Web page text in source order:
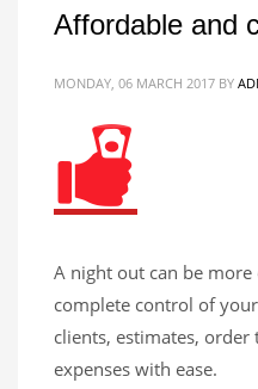
Affordable and
MONDAY, 06 MARCH 2017 BY
A night out can be
complete control of
clients, estimates,
expenses with ease.